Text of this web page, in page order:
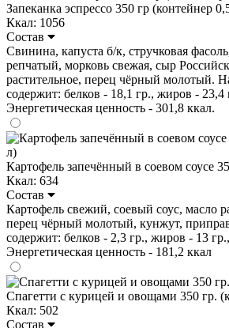
Запеканка эспрессо 350 гр (контейнер
Ккал: 1056
Состав
Свинина, капуста б/к, стручковая
репчатый, морковь свежая, сыр
растительное, перец чёрный молотый.
содержит: белков - 18,1 гр., жиров - 23,4
Энергетическая ценность - 301,8 ккал.
Картофель запечённый в соевом соусе
Ккал: 634
Состав
Картофель свежий, соевый соус, масло
перец чёрный молотый, кунжут,
содержит: белков - 2,3 гр., жиров - 13
Энергетическая ценность - 181,2 ккал
Спагетти с курицей и овощами 350 гр.
Ккал: 502
Состав